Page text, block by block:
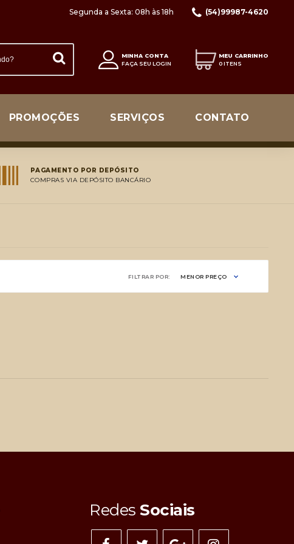
(54)99987-4620
Segunda a Sexta: 08h às 18h
MEU CARRINHO
0 ITENS
MINHA CONTA
FAÇA SEU LOGIN
PROMOÇÕES SERVIÇOS CONTATO
PAGAMENTO POR DEPÓSITO
COMPRAS VIA DEPÓSITO BANCÁRIO
FILTRAR POR: MENOR PREÇO
Redes Sociais